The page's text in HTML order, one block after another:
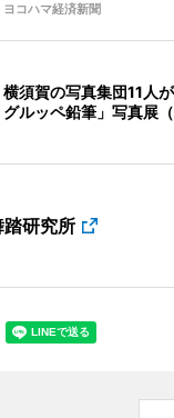
ヨコハマ経済新聞
横須賀の写真集団11人
グルッペ鉛筆」写真展
研究所